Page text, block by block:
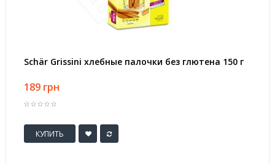
Schär Grissini хлебные палочки без глютена 150 г
189 грн
КУПИТЬ